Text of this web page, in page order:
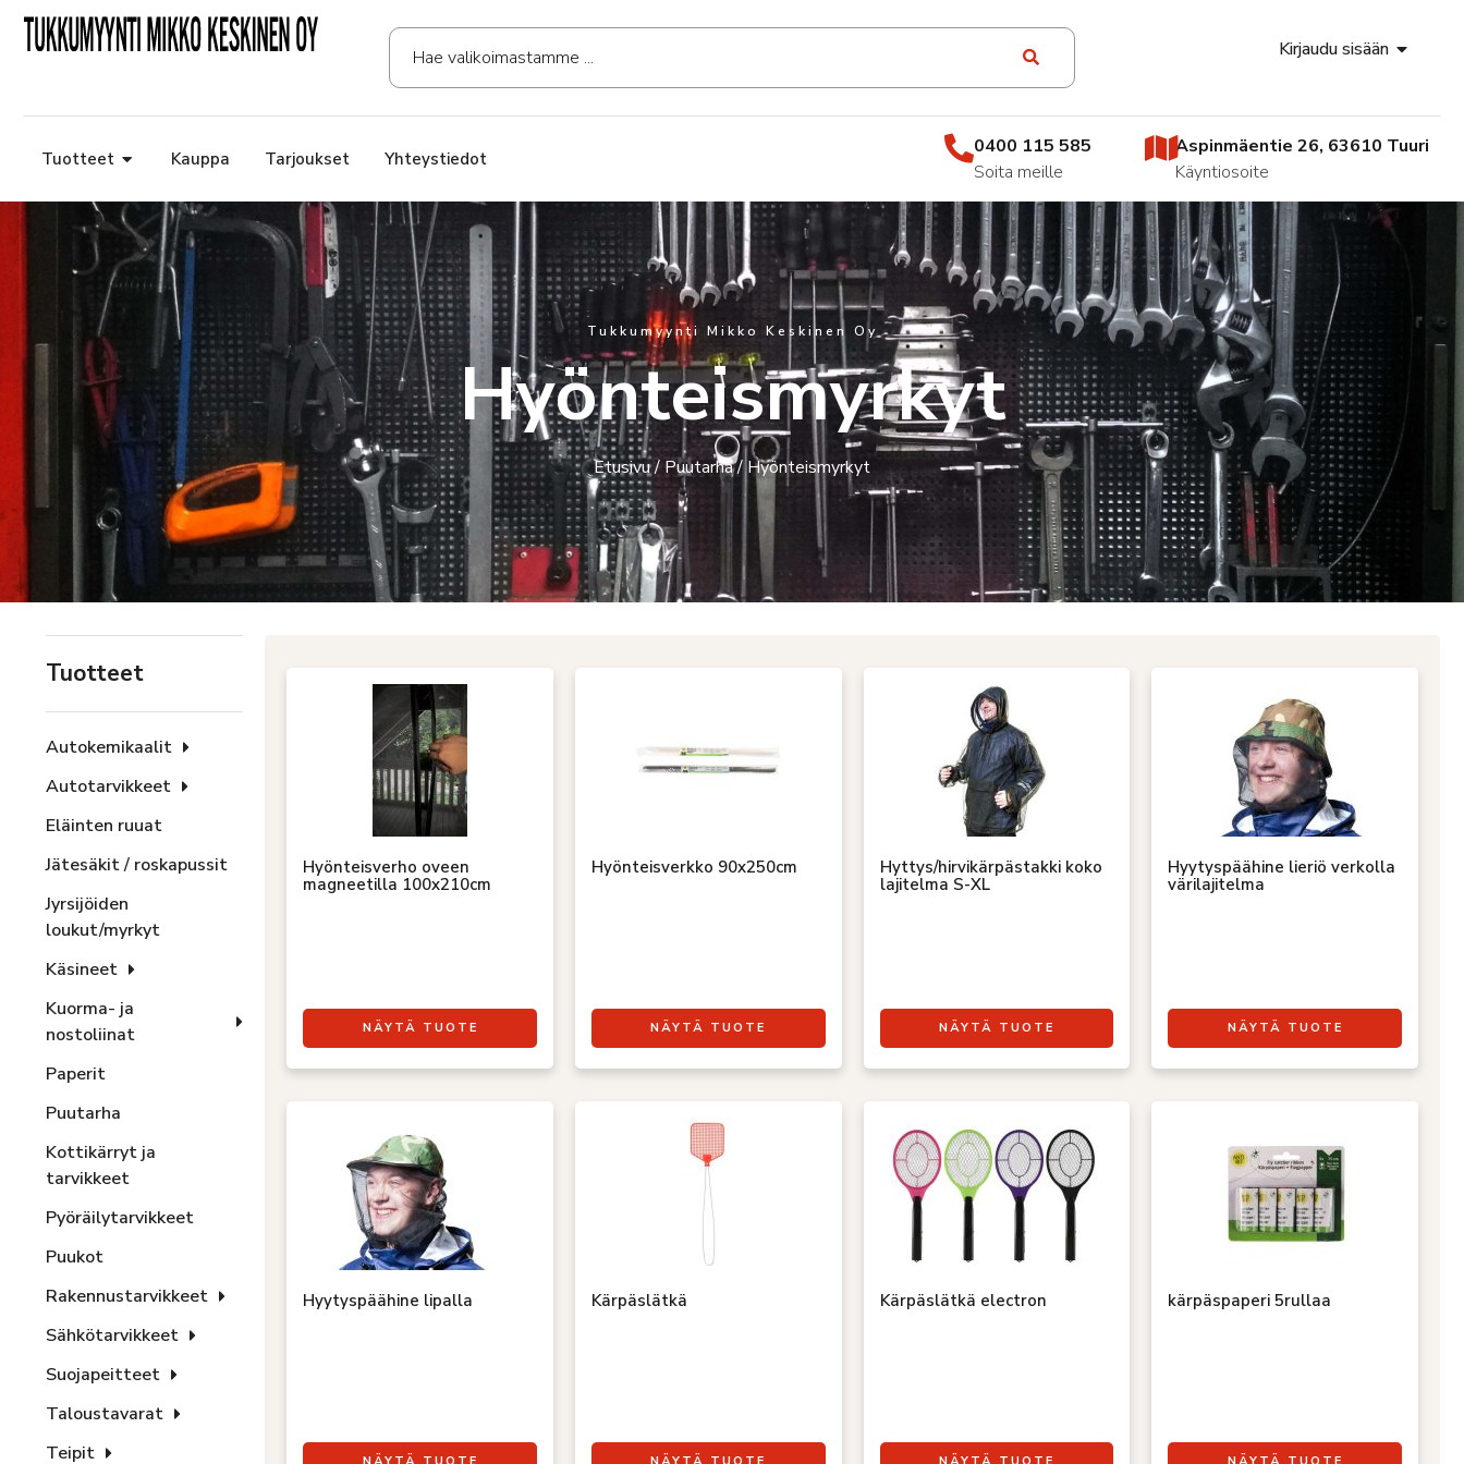
Kirjaudu sisään
Tuotteet Kauppa Tarjoukset Yhteystiedot
0400 115 585
Soita meille
Aspinmäentie 26, 63610 Tuuri
Käyntiosoite
Tukkumyynti Mikko Keskinen Oy
Hyönteismyrkyt
Etusivu/Puutarha/ Hyönteismyrkyt
Tuotteet
Autokemikaalit
Autotarvikkeet
Eläinten ruuat
Jätesäkit / roskapussit
Jyrsijöiden
loukut/myrkyt
Käsineet
Kuorma- ja
nostoliinat
Paperit
Puutarha
Kottikärryt ja
tarvikkeet
Pyöräilytarvikkeet
Puukot
Rakennustarvikkeet
Sähkötarvikkeet
Suojapeitteet
Taloustavarat
Teipit
Hyönteisverho oveen
magneetilla 100x210cm
NÄYTÄ TUOTE
Hyönteisverkko 90x250cm
NÄYTÄ TUOTE
Hyttys/hirvikärpästakki koko
lajitelma S-XL
NÄYTÄ TUOTE
Hyytyspäähine lieriö verkolla
värilajitelma
NÄYTÄ TUOTE
Hyytyspäähine lipalla Kärpäslätkä Kärpäslätkä electron kärpäspaperi 5rullaa